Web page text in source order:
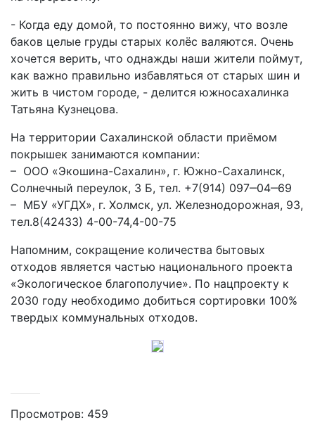
- Когда еду домой, то постоянно вижу, что возле
баков целые груды старых колёс валяются. Очень
хочется верить, что однажды наши жители поймут,
как важно правильно избавляться от старых шин и
жить в чистом городе, - делится южносахалинка
Татьяна Кузнецова.
На территории Сахалинской области приёмом
покрышек занимаются компании:
– ООО «Экошина-Сахалин», г. Южно-Сахалинск,
Солнечный переулок, 3 Б, тел. +7(914) 097‒04‒69
– МБУ «УГДХ», г. Холмск, ул. Железнодорожная, 93,
тел.8(42433) 4-00-74,4-00-75
Напомним, сокращение количества бытовых
отходов является частью национального проекта
«Экологическое благополучие». По нацпроекту к
2030 году необходимо добиться сортировки 100%
твердых коммунальных отходов.
Просмотров: 459